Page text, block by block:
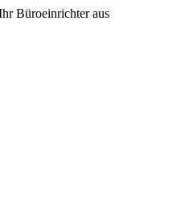
Büroeinrichter aus